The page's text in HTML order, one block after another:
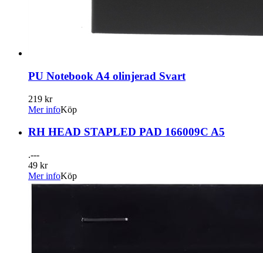
PU Notebook A4 olinjerad Svart
219 kr
Mer infoKöp
RH HEAD STAPLED PAD 166009C A5
.---
49 kr
Mer infoKöp